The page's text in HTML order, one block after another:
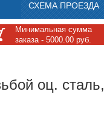
СХЕМА ПРОЕЗДА
Минимальная сумма
заказа - 5000.00 руб.
оц. сталь,